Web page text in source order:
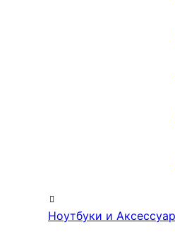
Ноутбуки и